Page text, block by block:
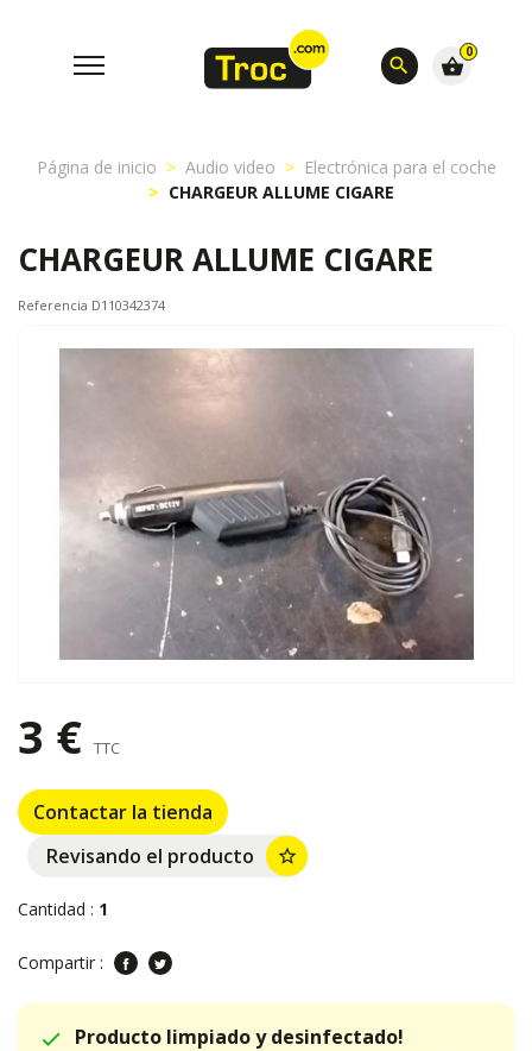
search
0
shopping_basket
Página de inicio Audio video
Electrónica para el coche
CHARGEUR ALLUME CIGARE
CHARGEUR ALLUME CIGARE
Referencia D110342374
3 € TTC
Contactar la tienda
Revisando el producto
star_border
Cantidad : 1
Compartir :
Producto limpiado y desinfectado!